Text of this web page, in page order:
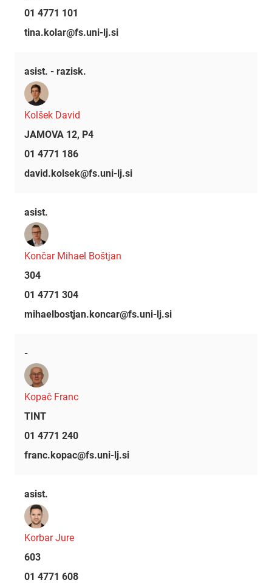
01 4771 101
tina.kolar@fs.uni-lj.si
asist. - razisk.
Kolšek David
JAMOVA 12, P4
01 4771 186
david.kolsek@fs.uni-lj.si
asist.
Končar Mihael Boštjan
304
01 4771 304
mihaelbostjan.koncar@fs.uni-lj.si
-
Kopač Franc
TINT
01 4771 240
franc.kopac@fs.uni-lj.si
asist.
Korbar Jure
603
01 4771 608